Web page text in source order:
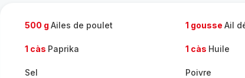
500 g Ailes de poulet 1 gousse Ail
1 càs Paprika 1 càs Huile
Sel Poivre